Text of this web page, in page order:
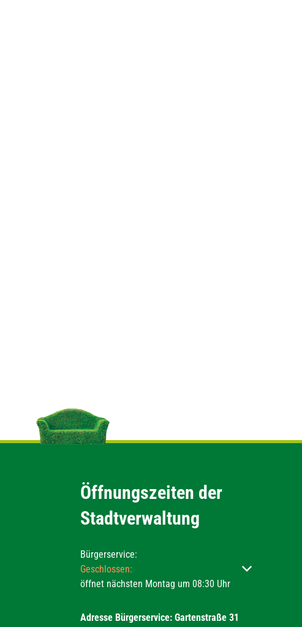
Öffnungszeiten der
Stadtverwaltung
Bürgerservice:
Klicken, um weitere Öffnungs- oder Schließzeiten
Geschlossen:
öffnet nächsten Montag um 08:30 Uhr
Adresse Bürgerservice: Gartenstraße 31